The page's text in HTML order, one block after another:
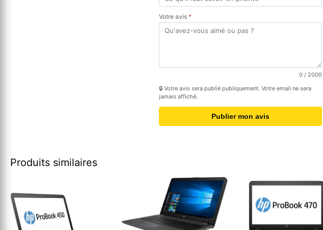
Votre avis *
0 / 2000
🔒 Votre avis sera publié publiquement. Votre email ne sera
jamais affiché.
Publier mon avis
Produits similaires